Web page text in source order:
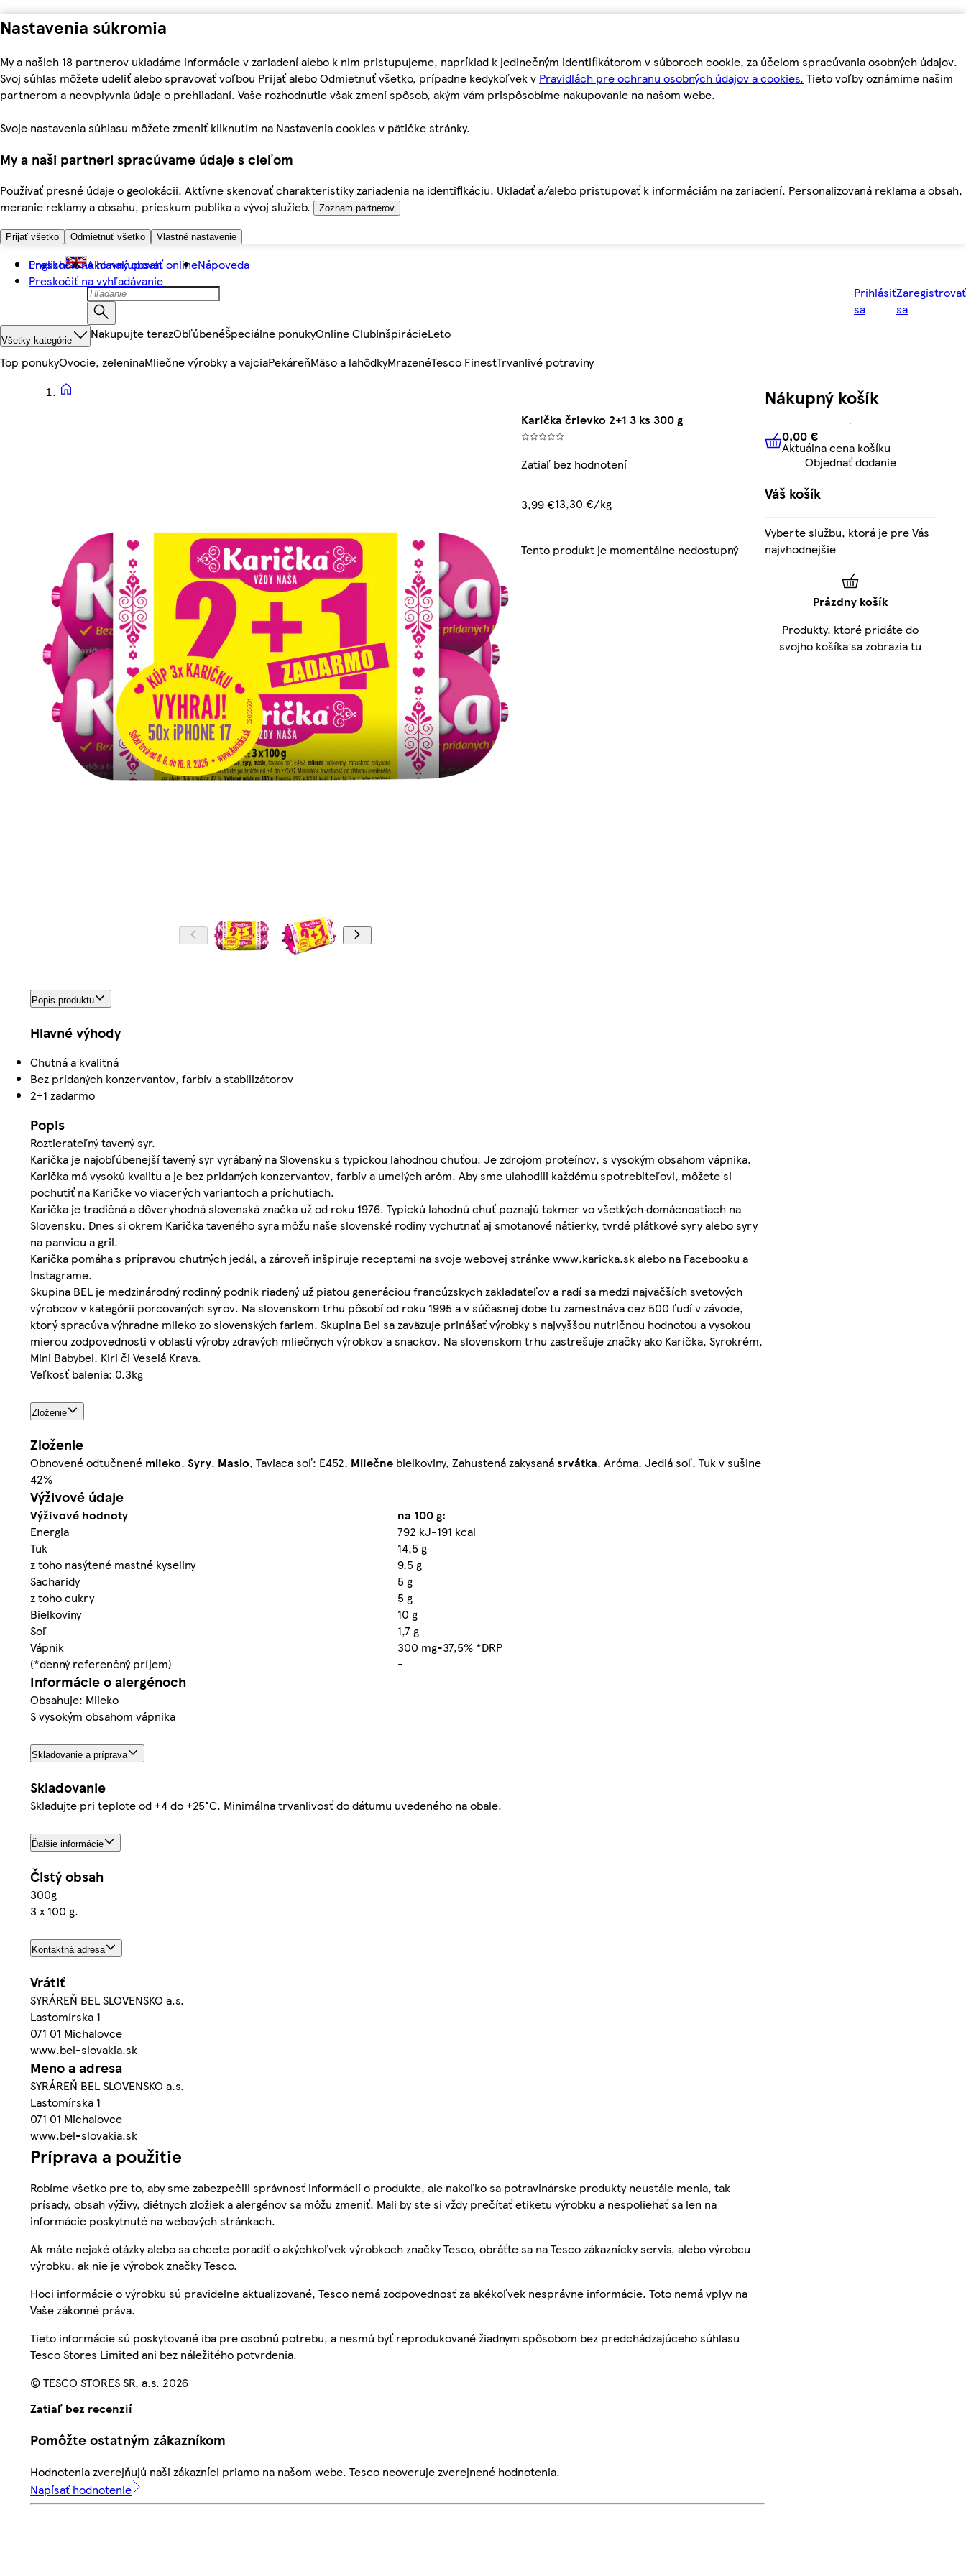
Nastavenia súkromia
My a našich 18 partnerov ukladáme informácie v zariadení alebo k nim pristupujeme, napríklad k jedinečným identifikátorom v súboroch cookie, za účelom spracúvania osobných údajov.
Svoj súhlas môžete udeliť alebo spravovať voľbou Prijať alebo Odmietnuť všetko, prípadne kedykoľvek v Pravidlách pre ochranu osobných údajov a cookies. Tieto voľby oznámime našim
partnerom a neovplyvnia údaje o prehliadaní. Vaše rozhodnutie však zmení spôsob, akým vám prispôsobíme nakupovanie na našom webe.
Svoje nastavenia súhlasu môžete zmeniť kliknutím na Nastavenia cookies v pätičke stránky.
My a naši partneri spracúvame údaje s cieľom
Používať presné údaje o geolokácii. Aktívne skenovať charakteristiky zariadenia na identifikáciu. Ukladať a/alebo pristupovať k informáciám na zariadení. Personalizovaná reklama a obsah,
meranie reklamy a obsahu, prieskum publika a vývoj služieb.
Zoznam partnerov
Prijať všetko Odmietnuť všetko Vlastné nastavenie
Preskočiť na hlavný obsah
Preskočiť na vyhľadávanie
English Ako nakupovať onlineNápoveda
Prihlásiť
sa
Zaregistrovať
sa
Všetky kategórie Nakupujte terazObľúbenéŠpeciálne ponukyOnline ClubInšpirácieLeto
Top ponukyOvocie, zeleninaMliečne výrobky a vajciaPekáreňMäso a lahôdkyMrazenéTesco FinestTrvanlivé potraviny
Karička črievko 2+1 3 ks 300 g
Zatiaľ bez hodnotení
3,99 €13,30 €/kg
Tento produkt je momentálne nedostupný
Popis produktu
Hlavné výhody
Chutná a kvalitná
Bez pridaných konzervantov, farbív a stabilizátorov
2+1 zadarmo
Popis
Roztierateľný tavený syr.
Karička je najobľúbenejší tavený syr vyrábaný na Slovensku s typickou lahodnou chuťou. Je zdrojom proteínov, s vysokým obsahom vápnika.
Karička má vysokú kvalitu a je bez pridaných konzervantov, farbív a umelých aróm. Aby sme ulahodili každému spotrebiteľovi, môžete si
pochutiť na Karičke vo viacerých variantoch a príchutiach.
Karička je tradičná a dôveryhodná slovenská značka už od roku 1976. Typickú lahodnú chuť poznajú takmer vo všetkých domácnostiach na
Slovensku. Dnes si okrem Karička taveného syra môžu naše slovenské rodiny vychutnať aj smotanové nátierky, tvrdé plátkové syry alebo syry
na panvicu a gril.
Karička pomáha s prípravou chutných jedál, a zároveň inšpiruje receptami na svoje webovej stránke www.karicka.sk alebo na Facebooku a
Instagrame.
Skupina BEL je medzinárodný rodinný podnik riadený už piatou generáciou francúzskych zakladateľov a radí sa medzi najväčších svetových
výrobcov v kategórii porcovaných syrov. Na slovenskom trhu pôsobí od roku 1995 a v súčasnej dobe tu zamestnáva cez 500 ľudí v závode,
ktorý spracúva výhradne mlieko zo slovenských fariem. Skupina Bel sa zaväzuje prinášať výrobky s najvyššou nutričnou hodnotou a vysokou
mierou zodpovednosti v oblasti výroby zdravých mliečnych výrobkov a snackov. Na slovenskom trhu zastrešuje značky ako Karička, Syrokrém,
Mini Babybel, Kiri či Veselá Krava.
Veľkosť balenia: 0.3kg
Zloženie
Zloženie
Obnovené odtučnené mlieko, Syry, Maslo, Taviaca soľ: E452, Mliečne bielkoviny, Zahustená zakysanásrvátka, Aróma, Jedlá soľ, Tuk v sušine
42%
Výživové údaje
Výživové hodnoty
na 100 g:
Energia
792 kJ-191 kcal
Tuk
14,5 g
z toho nasýtené mastné kyseliny
9,5 g
Sacharidy
5 g
z toho cukry
5 g
Bielkoviny
10 g
Soľ
1,7 g
Vápnik
300 mg-37,5% *DRP
(*denný referenčný príjem)
-
Informácie o alergénoch
Obsahuje: Mlieko
S vysokým obsahom vápnika
Skladovanie a príprava
Skladovanie
Skladujte pri teplote od +4 do +25°C. Minimálna trvanlivosť do dátumu uvedeného na obale.
Ďalšie informácie
Čistý obsah
300g
3 x 100 g.
Kontaktná adresa
Vrátiť
SYRÁREŇ BEL SLOVENSKO a.s.
Lastomírska 1
071 01 Michalovce
www.bel-slovakia.sk
Meno a adresa
SYRÁREŇ BEL SLOVENSKO a.s.
Lastomírska 1
071 01 Michalovce
www.bel-slovakia.sk
Príprava a použitie
Robíme všetko pre to, aby sme zabezpečili správnosť informácií o produkte, ale nakoľko sa potravinárske produkty neustále menia, tak
prísady, obsah výživy, diétnych zložiek a alergénov sa môžu zmeniť. Mali by ste si vždy prečítať etiketu výrobku a nespoliehať sa len na
informácie poskytnuté na webových stránkach.
Ak máte nejaké otázky alebo sa chcete poradiť o akýchkoľvek výrobkoch značky Tesco, obráťte sa na Tesco zákaznícky servis, alebo výrobcu
výrobku, ak nie je výrobok značky Tesco.
Hoci informácie o výrobku sú pravidelne aktualizované, Tesco nemá zodpovednosť za akékoľvek nesprávne informácie. Toto nemá vplyv na
Vaše zákonné práva.
Tieto informácie sú poskytované iba pre osobnú potrebu, a nesmú byť reprodukované žiadnym spôsobom bez predchádzajúceho súhlasu
Tesco Stores Limited ani bez náležitého potvrdenia.
© TESCO STORES SR, a.s. 2026
Zatiaľ bez recenzií
Pomôžte ostatným zákazníkom
Hodnotenia zverejňujú naši zákazníci priamo na našom webe. Tesco neoveruje zverejnené hodnotenia.
Napísať hodnotenie
Nákupný košík
0,00 € Aktuálna cena košíku
0,00 €
Aktuálna cena košíku
Objednať dodanie
Váš košík
Vyberte službu, ktorá je pre Vás
najvhodnejšie
Prázdny košík
Produkty, ktoré pridáte do
svojho košíka sa zobrazia tu